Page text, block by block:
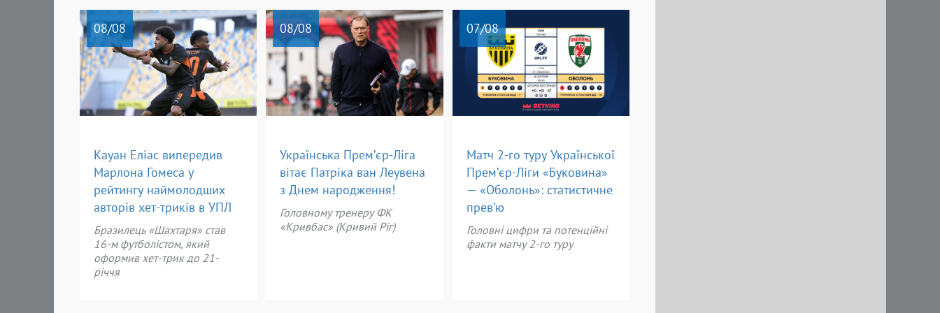
08/08
Кауан Еліас випередив
Марлона Гомеса у
рейтингу наймолодших
авторів хет-триків в УПЛ
Бразилець «Шахтаря» став
16-м футболістом, який
оформив хет-трик до 21-
річчя
08/08
Українська Прем’єр-Ліга
вітає Патріка ван Леувена
з Днем народження!
Головному тренеру ФК
«Кривбас» (Кривий Ріг)
07/08
Матч 2-го туру Української
Прем’єр-Ліги «Буковина»
— «Оболонь»: статистичне
прев’ю
Головні цифри та потенційні
факти матчу 2-го туру